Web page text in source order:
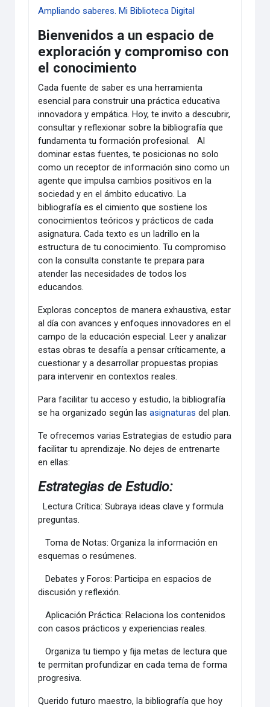
Ampliando saberes. Mi Biblioteca Digital
Bienvenidos a un espacio de
exploración y compromiso con
el conocimiento
Cada fuente de saber es una herramienta
esencial para construir una práctica educativa
innovadora y empática. Hoy, te invito a descubrir,
consultar y reflexionar sobre la bibliografía que
fundamenta tu formación profesional.
Al
dominar estas fuentes, te posicionas no solo
como un receptor de información sino como un
agente que impulsa cambios positivos en la
sociedad y en el ámbito educativo.La
bibliografía es el cimiento que sostiene los
conocimientos teóricos y prácticos de cada
asignatura.Cada texto es un ladrillo en la
estructura de tu conocimiento. Tu compromiso
con la consulta constante te prepara para
atender las necesidades de todos los
educandos.
Exploras conceptos de manera exhaustiva, estar
al día con avances y enfoques innovadores en el
campo de la educación especial.Leer y analizar
estas obras te desafía a pensar críticamente, a
cuestionar y a desarrollar propuestas propias
para intervenir en contextos reales.
Para facilitar tu acceso y estudio, la bibliografía
se ha organizado según lasasignaturas del plan.
Te ofrecemos varias Estrategias de estudio para
facilitar tu aprendizaje. No dejes de entrenarte
en ellas:
Estrategias de Estudio:
Lectura Crítica: Subraya ideas clave y formula
preguntas.
Toma de Notas: Organiza la información en
esquemas o resúmenes.
Debates y Foros: Participa en espacios de
discusión y reflexión.
Aplicación Práctica: Relaciona los contenidos
con casos prácticos y experiencias reales.
Organiza tu tiempo y fija metas de lectura que
te permitan profundizar en cada tema de forma
progresiva.
Querido futuro maestro, la bibliografía que hoy